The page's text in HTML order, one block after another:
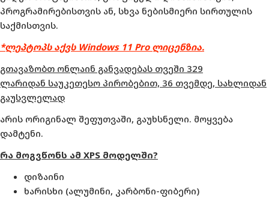
პროგრამირებისთვის ან, სხვა ნებისმიერი სირთულის
საქმისთვის.
*ლეპტოპს აქვს Windows 11 Pro ლიცენზია.
გთავაზობთ ონლაინ განვადებას თვეში 329
ლარიდან საუკეთესო პირობებით, 36 თვემდე, სახლიდან
გაუსვლელად
არის ორიგინალ შეფუთვაში, გაუხსნელი. მოყვება
დამტენი.
რა მოგვწონს ამ XPS მოდელში?
დიზაინი
ხარისხი (ალუმინი, კარბონი-ფიბერი)